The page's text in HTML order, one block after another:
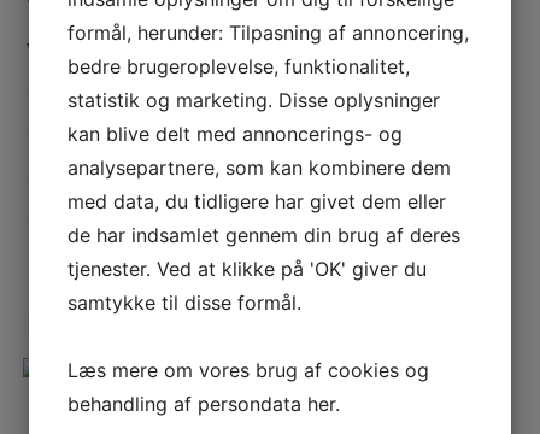
Yderligere information
VÆGT
0,30556 kg
STØRRELSE
8,2 × 8,2 × 13,3 cm
FARVE
Linen, Hvid
Relaterede varer
Julepynt
formål, herunder: Tilpasning af annoncering,
bedre brugeroplevelse, funktionalitet,
statistik og marketing. Disse oplysninger
kan blive delt med annoncerings- og
analysepartnere, som kan kombinere dem
med data, du tidligere har givet dem eller
de har indsamlet gennem din brug af deres
tjenester. Ved at klikke på 'OK' giver du
samtykke til disse formål.
Læs mere om vores brug af cookies og
behandling af persondata her.